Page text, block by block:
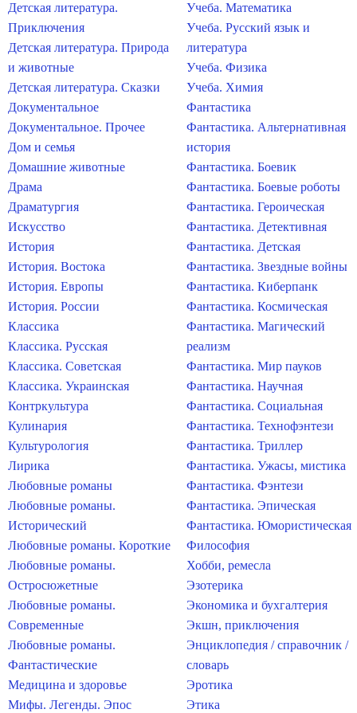
Детская литература.
Приключения
Детская литература. Природа
и животные
Детская литература. Сказки
Документальное
Документальное. Прочее
Дом и семья
Домашние животные
Драма
Драматургия
Искусство
История
История. Востока
История. Европы
История. России
Классика
Классика. Русская
Классика. Советская
Классика. Украинская
Контркультура
Кулинария
Культурология
Лирика
Любовные романы
Любовные романы.
Исторический
Любовные романы. Короткие
Любовные романы.
Остросюжетные
Любовные романы.
Современные
Любовные романы.
Фантастические
Медицина и здоровье
Мифы. Легенды. Эпос
Учеба. Математика
Учеба. Русский язык и
литература
Учеба. Физика
Учеба. Химия
Фантастика
Фантастика. Альтернативная
история
Фантастика. Боевик
Фантастика. Боевые роботы
Фантастика. Героическая
Фантастика. Детективная
Фантастика. Детская
Фантастика. Звездные войны
Фантастика. Киберпанк
Фантастика. Космическая
Фантастика. Магический
реализм
Фантастика. Мир пауков
Фантастика. Научная
Фантастика. Социальная
Фантастика. Технофэнтези
Фантастика. Триллер
Фантастика. Ужасы, мистика
Фантастика. Фэнтези
Фантастика. Эпическая
Фантастика. Юмористическая
Философия
Хобби, ремесла
Эзотерика
Экономика и бухгалтерия
Экшн, приключения
Энциклопедия / справочник /
словарь
Эротика
Этика